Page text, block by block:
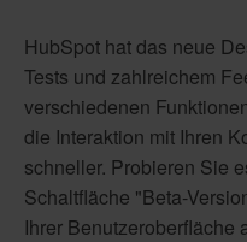
HubSpot hat das neue
Tests und zahlreichem
verschiedenen
die Interaktion mit Ihren
schneller. Probieren Sie
Schaltfläche "Beta-
Ihrer Benutzeroberfläche